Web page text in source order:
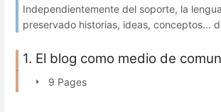
Independientemente del soporte, la
preservado historias, ideas, conceptos...
1. El blog como medio de
9 Pages